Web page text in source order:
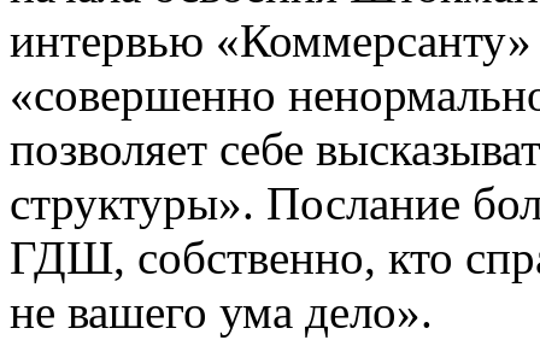
интервью «Коммерсанту»
«совершенно
позволяет себе
структуры». Послание
ГДШ, собственно, кто
не вашего ума дело».